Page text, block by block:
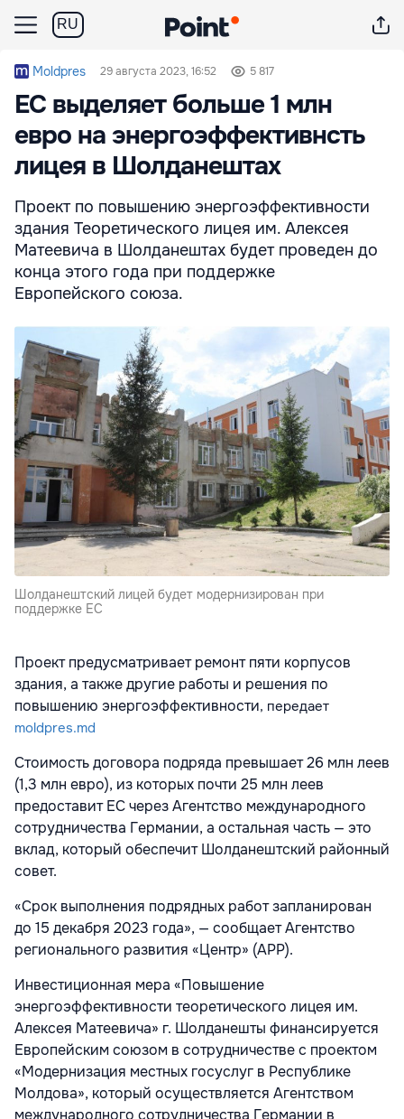
RU
Moldpres 29 августа 2023, 16:52 5 817
ЕС выделяет больше 1 млн
евро на энергоэффективнсть
лицея в Шолданештах
Проект по повышению энергоэффективности
здания Теоретического лицея им. Алексея
Матеевича в Шолданештах будет проведен до
конца этого года при поддержке
Европейского союза.
Шолданештский лицей будет модернизирован при
поддержке ЕС
Проект предусматривает ремонт пяти корпусов
здания, а также другие работы и решения по
повышению энергоэффективности, передает
moldpres.md
Стоимость договора подряда превышает 26 млн леев
(1,3 млн евро), из которых почти 25 млн леев
предоставит ЕС через Агентство международного
сотрудничества Германии, а остальная часть — это
вклад, который обеспечит Шолданештский районный
совет.
«Срок выполнения подрядных работ запланирован
до 15 декабря 2023 года», — сообщает Агентство
регионального развития «Центр» (АРР).
Инвестиционная мера «Повышение
энергоэффективности теоретического лицея им.
Алексея Матеевича» г. Шолданешты финансируется
Европейским союзом в сотрудничестве с проектом
«Модернизация местных госуслуг в Республике
Молдова», который осуществляется Агентством
международного сотрудничества Германии в